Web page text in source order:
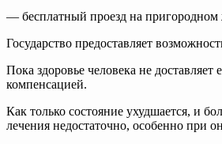
— бесплатный проезд на пригородном
Государство предоставляет
Пока здоровье человека не
компенсацией.
Как только состояние ухудшается, и
лечения недостаточно, особенно при